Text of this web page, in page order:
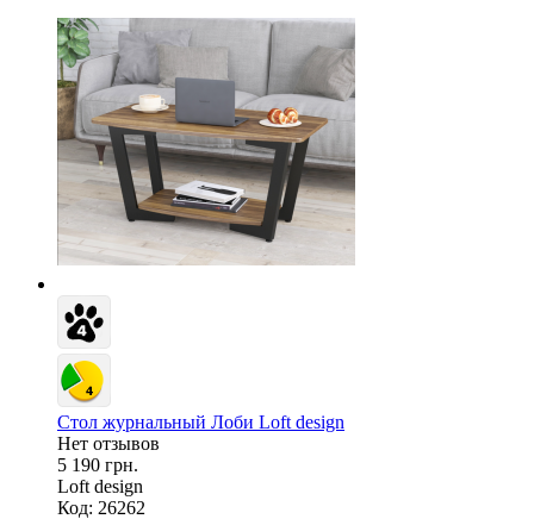
Стол журнальный Лоби Loft design
Нет отзывов
5 190 грн.
Loft design
Код: 26262